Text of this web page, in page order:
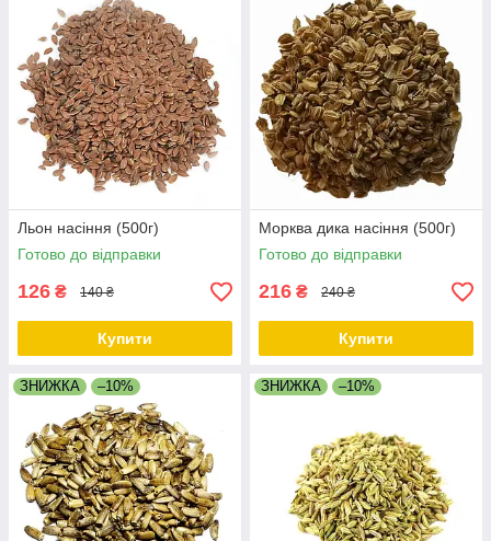
Льон насіння (500г)
Готово до відправки
126 ₴ 140 ₴
Купити
Морква дика насіння (500г)
Готово до відправки
216 ₴ 240 ₴
Купити
ЗНИЖКА –10% ЗНИЖКА –10%